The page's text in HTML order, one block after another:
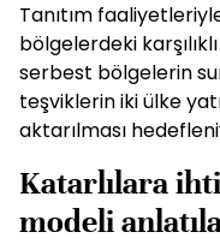
Tanıtım
bölgelerdeki
serbest bölgelerin
teşviklerin iki ülke
aktarılması
Katarlılara
modeli